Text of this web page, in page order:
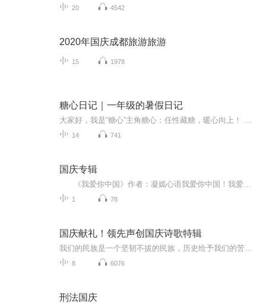
20 4542
2020年国庆成都旅游旅游
15 1978
糖心日记｜一年级的暑假日记
14 741
国庆专辑
1 78
国庆献礼！领先声创国庆诗歌特辑
8 6076
刑法国庆